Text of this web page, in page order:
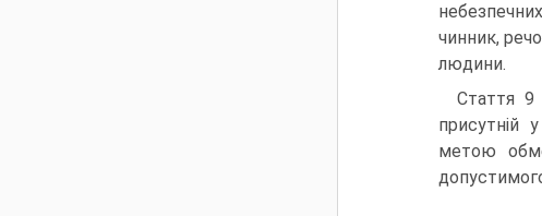
чинник,
людини.
Стаття 9
присутній
метою